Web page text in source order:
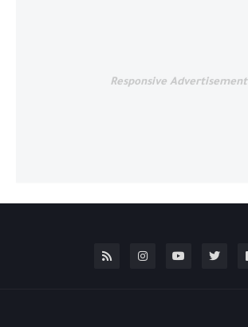
Responsive Advertisement